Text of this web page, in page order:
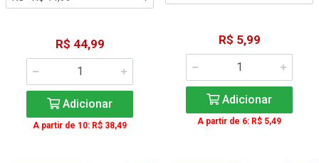
R$ 44,99
Adicionar
A partir de 10: R$ 38,49
R$ 5,99
Adicionar
A partir de 6: R$ 5,49